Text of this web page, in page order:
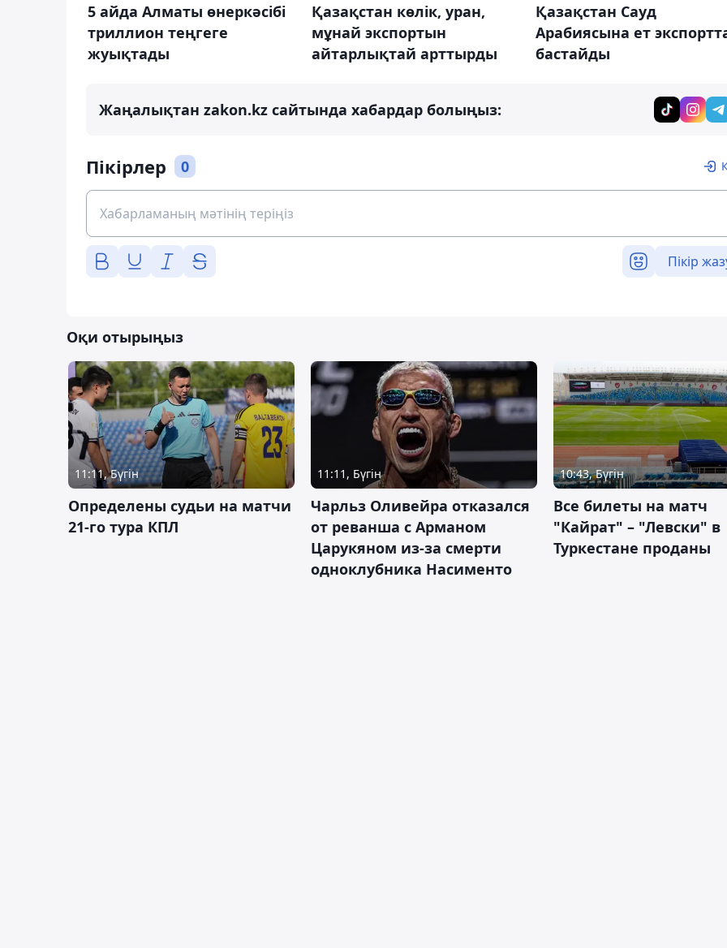
5 айда Алматы өнеркәсібі
триллион теңгеге
жуықтады
Қазақстан көлік, уран,
мұнай экспортын
айтарлықтай арттырды
Қазақстан Сауд
Арабиясына ет
бастайды
Жаңалықтан zakon.kz сайтында хабардар болыңыз:
Пікірлер 0
Пікір
Оқи отырыңыз
11:11, Бүгін
Определены судьи на матчи
21-го тура КПЛ
11:11, Бүгін
Чарльз Оливейра отказался
от реванша с Арманом
Царукяном из-за смерти
одноклубника Насименто
10:43, Бүгін
Все билеты на матч
"Кайрат" – "Левски" в
Туркестане проданы